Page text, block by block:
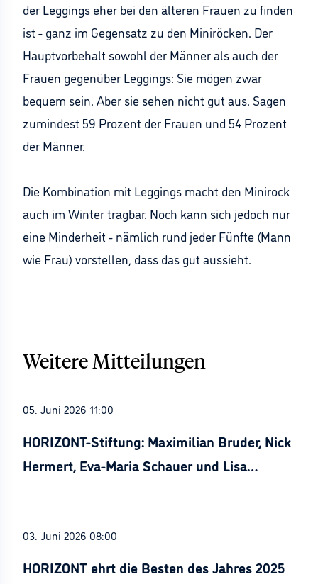
der Leggings eher bei den älteren Frauen zu finden
ist - ganz im Gegensatz zu den Miniröcken. Der
Hauptvorbehalt sowohl der Männer als auch der
Frauen gegenüber Leggings: Sie mögen zwar
bequem sein. Aber sie sehen nicht gut aus. Sagen
zumindest 59 Prozent der Frauen und 54 Prozent
der Männer.
Die Kombination mit Leggings macht den Minirock
auch im Winter tragbar. Noch kann sich jedoch nur
eine Minderheit - nämlich rund jeder Fünfte (Mann
wie Frau) vorstellen, dass das gut aussieht.
Weitere Mitteilungen
05. Juni 2026 11:00
HORIZONT-Stiftung: Maximilian Bruder, Nick
Hermert, Eva-Maria Schauer und Lisa
03. Juni 2026 08:00
HORIZONT ehrt die Besten des Jahres 2025